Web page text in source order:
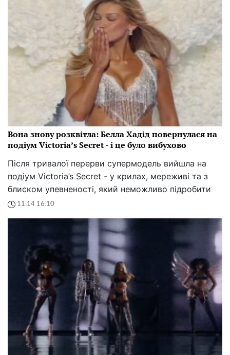
Вона знову розквітла: Белла Хадід повернулася на
подіум Victoria’s Secret - і це було вибухово
Після тривалої перерви супермодель вийшла на
подіум Victoria’s Secret - у крилах, мереживі та з
блиском упевненості, який неможливо підробити
11:14 16.10